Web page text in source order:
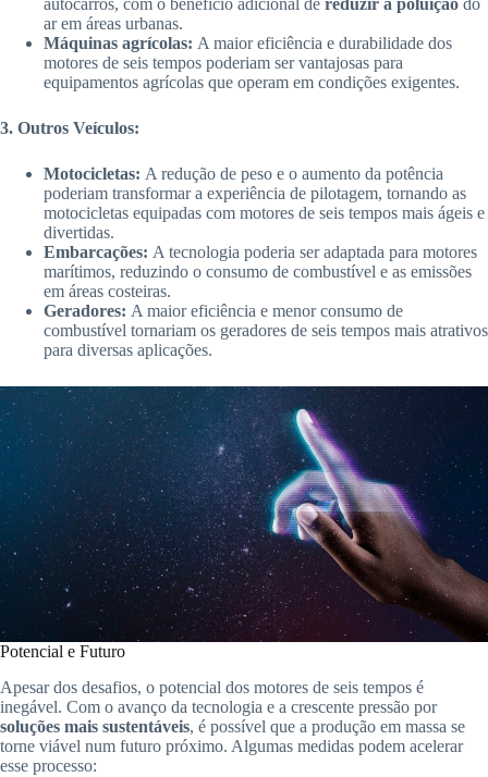
ar em áreas urbanas.
Máquinas agrícolas: A maior eficiência e durabilidade dos
motores de seis tempos poderiam ser vantajosas para
equipamentos agrícolas que operam em condições exigentes.
3. Outros Veículos:
Motocicletas: A redução de peso e o aumento da potência
poderiam transformar a experiência de pilotagem, tornando as
motocicletas equipadas com motores de seis tempos mais ágeis e
divertidas.
Embarcações: A tecnologia poderia ser adaptada para motores
marítimos, reduzindo o consumo de combustível e as emissões
em áreas costeiras.
Geradores: A maior eficiência e menor consumo de
combustível tornariam os geradores de seis tempos mais atrativos
para diversas aplicações.
Potencial e Futuro
Apesar dos desafios, o potencial dos motores de seis tempos é
inegável. Com o avanço da tecnologia e a crescente pressão por
soluções mais sustentáveis, é possível que a produção em massa se
torne viável num futuro próximo. Algumas medidas podem acelerar
esse processo: